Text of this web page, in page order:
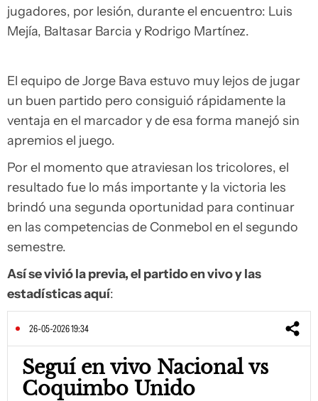
jugadores, por lesión, durante el encuentro: Luis
Mejía, Baltasar Barcia y Rodrigo Martínez.
El equipo de Jorge Bava estuvo muy lejos de jugar
un buen partido pero consiguió rápidamente la
ventaja en el marcador y de esa forma manejó sin
apremios el juego.
Por el momento que atraviesan los tricolores, el
resultado fue lo más importante y la victoria les
brindó una segunda oportunidad para continuar
en las competencias de Conmebol en el segundo
semestre.
Así se vivió la previa, el partido en vivo y las
estadísticas aquí:
26-05-2026 19:34
Seguí en vivo Nacional vs
Coquimbo Unido